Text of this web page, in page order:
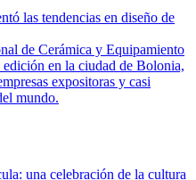
las tendencias en diseño de
de Cerámica y Equipamiento
en la ciudad de Bolonia,
expositoras y casi
mundo.
una celebración de la cultura